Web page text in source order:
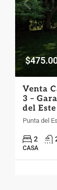
Venta
3 –
del Este
Punta del
2
CASA